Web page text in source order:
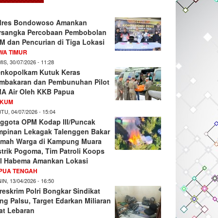
Bondowoso Amankan
Percobaan Pembobolan
dan Pencurian di Tiga Lokasi
TIMUR
30/07/2026 - 11:28
Kutuk Keras
dan Pembunuhan Pilot
Air Oleh KKB Papua
04/07/2026 - 15:04
OPM Kodap III/Puncak
Lekagak Talenggen Bakar
Warga di Kampung Muara
Pogoma, Tim Patroli Koops
Habema Amankan Lokasi
TENGAH
13/04/2026 - 16:50
Polri Bongkar Sindikat
Palsu, Target Edarkan Miliaran
Lebaran